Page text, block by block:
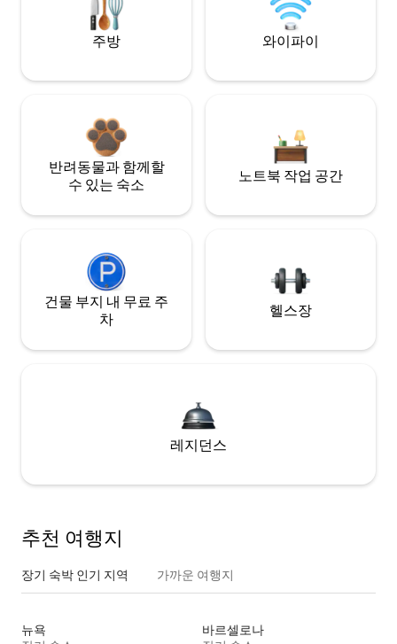
주방 와이파이
반려동물과 함께할
수 있는 숙소
노트북 작업 공간
건물 부지 내 무료 주
차
헬스장
레지던스
추천 여행지
장기 숙박 인기 지역 가까운 여행지
뉴욕
바르셀로나